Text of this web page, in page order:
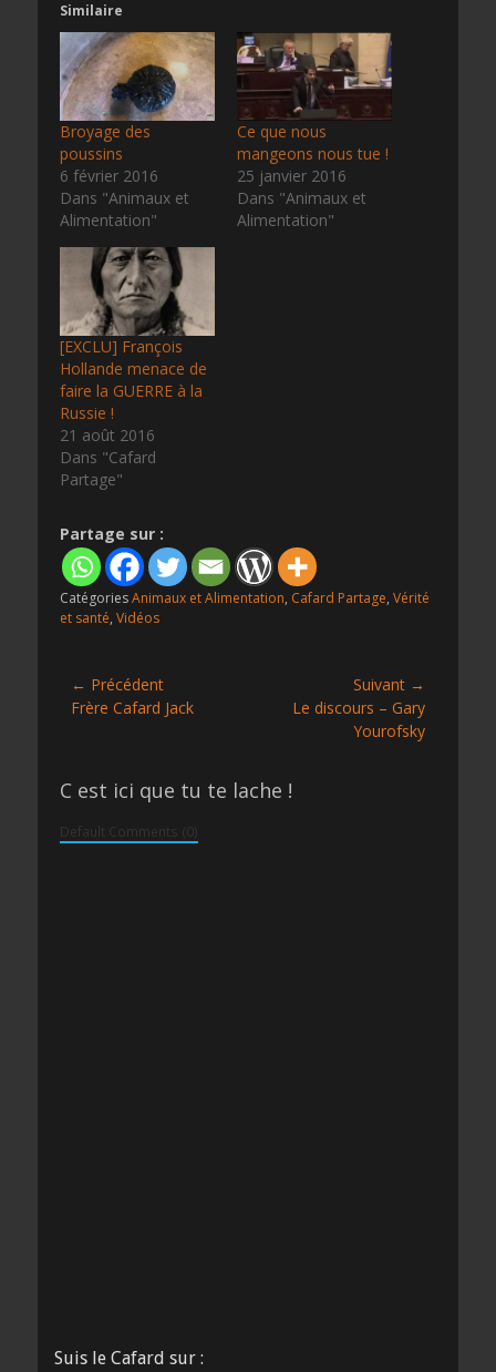
Similaire
Broyage des
poussins
6 février 2016
Dans "Animaux et
Alimentation"
Ce que nous
mangeons nous tue !
25 janvier 2016
Dans "Animaux et
Alimentation"
[EXCLU] François
Hollande menace de
faire la GUERRE à la
Russie !
21 août 2016
Dans "Cafard
Partage"
Partage sur :
CatégoriesAnimaux et Alimentation, Cafard Partage, Vérité
et santé, Vidéos
Navigation
de
← Précédent
Article
Frère Cafard Jack
Suivant →
Le discours – Gary
Yourofsky
C est ici que tu te lache !
Default Comments (0)
Suis le Cafard sur :